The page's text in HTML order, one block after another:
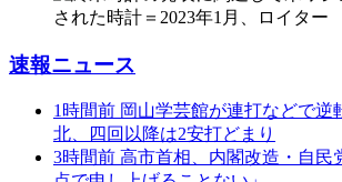
速報ニュース
1時間前 岡山学芸館が連打などで
北、四回以降は2安打どまり
3時間前 高市首相、内閣改造・自民